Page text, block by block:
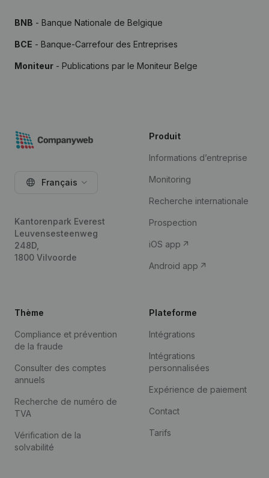
BNB - Banque Nationale de Belgique
BCE - Banque-Carrefour des Entreprises
Moniteur - Publications par le Moniteur Belge
Français
Kantorenpark Everest
Leuvensesteenweg
248D,
1800 Vilvoorde
Produit
Informations d’entreprise
Monitoring
Recherche internationale
Prospection
iOS app
Android app
Thème
Compliance et prévention
de la fraude
Consulter des comptes
annuels
Recherche de numéro de
TVA
Vérification de la
solvabilité
Plateforme
Intégrations
Intégrations
personnalisées
Expérience de paiement
Contact
Tarifs